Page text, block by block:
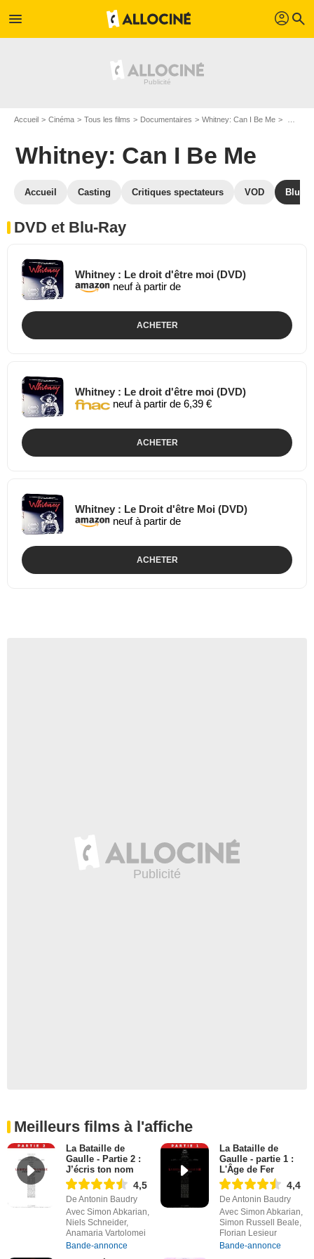
menu profil search
Accueil Cinéma Tous les films Documentaires Whitney: Can I Be Me
Whitney: Can I Be Me
Accueil Casting Critiques spectateurs VOD Blu-
DVD et Blu-Ray
Whitney : Le droit d'être moi (DVD)
neuf à partir de
ACHETER
Whitney : Le droit d'être moi (DVD)
neuf à partir de 6,39 €
ACHETER
Whitney : Le Droit d'être Moi (DVD)
neuf à partir de
ACHETER
Meilleurs films à l'affiche
La Bataille de
Gaulle - Partie 2 :
J’écris ton nom
4,5
De Antonin Baudry
Avec Simon Abkarian,
Niels Schneider,
Anamaria Vartolomei
Bande-annonce
La Bataille de
Gaulle - partie 1 :
L'Âge de Fer
4,4
De Antonin Baudry
Avec Simon Abkarian,
Simon Russell Beale,
Florian Lesieur
Bande-annonce